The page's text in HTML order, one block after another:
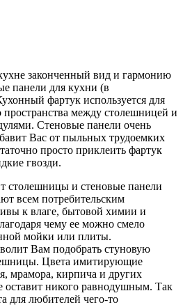
законченный вид и гармонию
панели для кухни (в
фартук используется для
пространства между столешницей и
Стеновые панели очень
Вас от пыльных трудоемких
просто приклеить фартук
гвозди.
столешницы и стеновые панели
всем потребительским
к влаге, бытовой химии и
чему ее можно смело
мойки или плиты.
Вам подобрать стуновую
Цвета имитирующие
мрамора, кирпича и других
оставит никого равнодушным. Так
для любителей чего-то